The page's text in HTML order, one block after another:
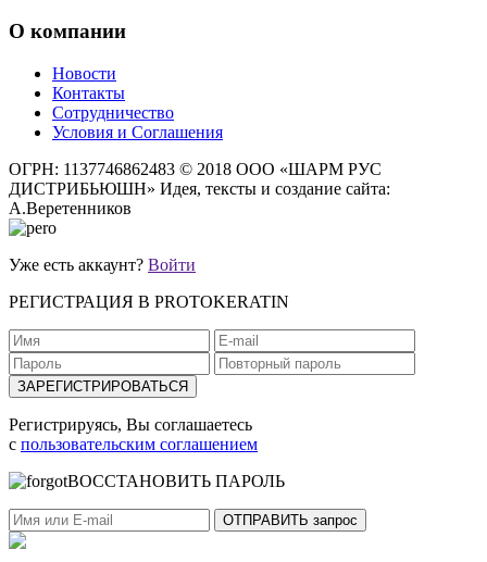
О компании
Новости
Контакты
Сотрудничество
Условия и Соглашения
ОГРН: 1137746862483 © 2018 ООО «ШАРМ РУС
ДИСТРИБЬЮШН» Идея, тексты и создание сайта:
А.Веретенников
Уже есть аккаунт? Войти
РЕГИСТРАЦИЯ В PROTOKERATIN
Регистрируясь, Вы соглашаетесь
с пользовательским соглашением
ВОССТАНОВИТЬ ПАРОЛЬ